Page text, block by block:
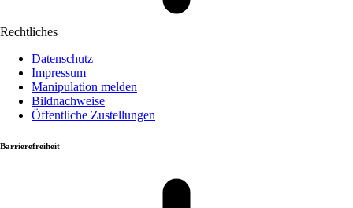
Rechtliches
Datenschutz
Impressum
Manipulation melden
Bildnachweise
Öffentliche Zustellungen
Barrierefreiheit